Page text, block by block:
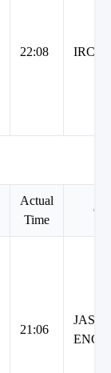
22:08 IRCTC
Actual
Time
21:06
JASH